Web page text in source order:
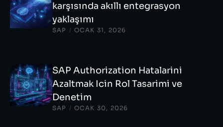
karşısında akıllı entegrasyon
yaklaşımı
SAP / OCAK 31, 2026
SAP Authorization Hatalarini
Azaltmak Icin Rol Tasarimi ve
Denetim
SAP / OCAK 30, 2026